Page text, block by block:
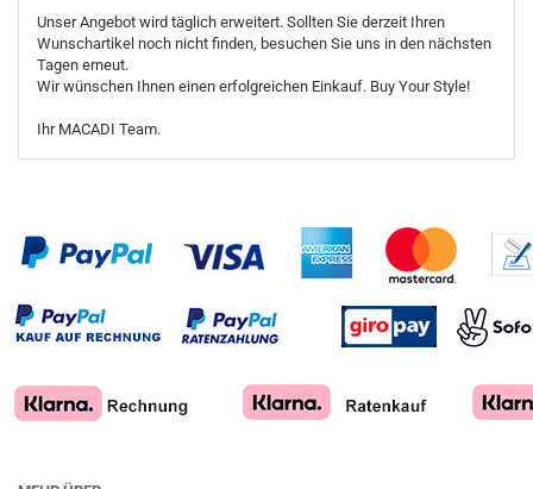
Unser Angebot wird täglich erweitert. Sollten Sie derzeit Ihren
Wunschartikel noch nicht finden, besuchen Sie uns in den nächsten
Tagen erneut.
Wir wünschen Ihnen einen erfolgreichen Einkauf. Buy Your Style!
Ihr MACADI Team.